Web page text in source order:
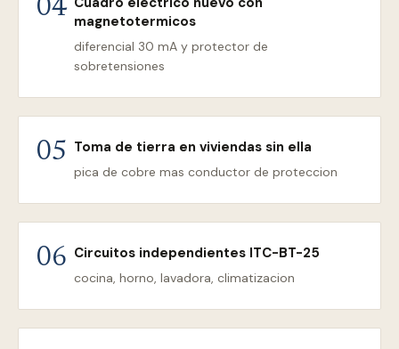
04 magnetotermicos
diferencial 30 mA y protector de
sobretensiones
05 Toma de tierra en viviendas sin ella
pica de cobre mas conductor de proteccion
06 Circuitos independientes ITC-BT-25
cocina, horno, lavadora, climatizacion